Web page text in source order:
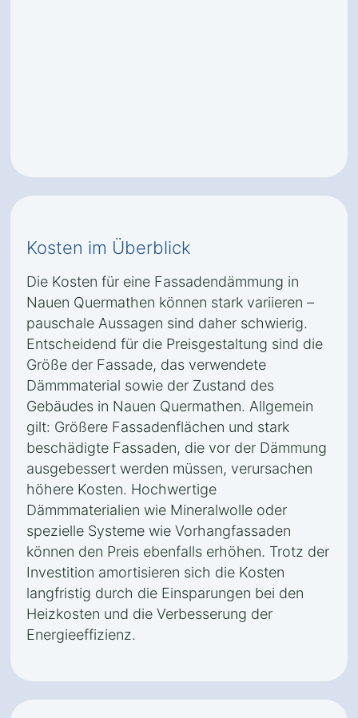
Kosten im Überblick
Die Kosten für eine Fassadendämmung in
Nauen Quermathen können stark variieren –
pauschale Aussagen sind daher schwierig.
Entscheidend für die Preisgestaltung sind die
Größe der Fassade, das verwendete
Dämmmaterial sowie der Zustand des
Gebäudes in Nauen Quermathen. Allgemein
gilt: Größere Fassadenflächen und stark
beschädigte Fassaden, die vor der Dämmung
ausgebessert werden müssen, verursachen
höhere Kosten. Hochwertige
Dämmmaterialien wie Mineralwolle oder
spezielle Systeme wie Vorhangfassaden
können den Preis ebenfalls erhöhen. Trotz der
Investition amortisieren sich die Kosten
langfristig durch die Einsparungen bei den
Heizkosten und die Verbesserung der
Energieeffizienz.